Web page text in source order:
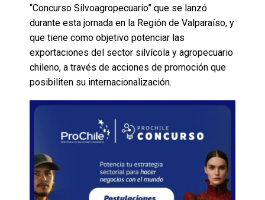
“Concurso Silvoagropecuario” que se lanzó
durante esta jornada en la Región de Valparaíso, y
que tiene como objetivo potenciar las
exportaciones del sector silvícola y agropecuario
chileno, a través de acciones de promoción que
posibiliten su internacionalización.